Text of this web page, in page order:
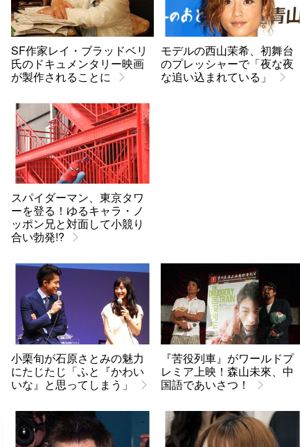
SF作家レイ・ブラッドベリ
氏のドキュメンタリー映画
が製作されることに
モデルの西山茉希、初舞台
のプレッシャーで「夜な夜
な追い込まれている」
スパイダーマン、東京タワ
ーを登る！ゆるキャラ・ノ
ッポン兄と対面して小競り
合い勃発!?
小栗旬が石原さとみの魅力
にたじたじ「ふと『かわい
いな』と思ってしまう」
『苦役列車』がワールドプ
レミア上映！森山未來、中
国語であいさつ！